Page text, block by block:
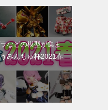
などの模型が集ま
みんちゅ杯2021春